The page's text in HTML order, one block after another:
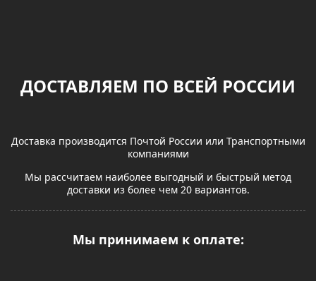
ДОСТАВЛЯЕМ ПО ВСЕЙ РОССИИ
Доставка производится Почтой России или Транспортными
компаниями
Мы рассчитаем наиболее выгодный и быстрый метод
доставки из более чем 20 вариантов.
Мы принимаем к оплате: